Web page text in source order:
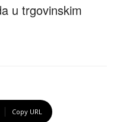
u trgovinskim
Copy URL